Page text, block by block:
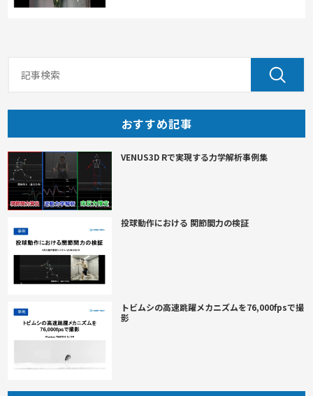
おすすめ記事
VENUS3D Rで実現する力学解析事例集
投球動作における 関節間力の検証
トビムシの高速跳躍メカニズムを76,000fpsで撮
影